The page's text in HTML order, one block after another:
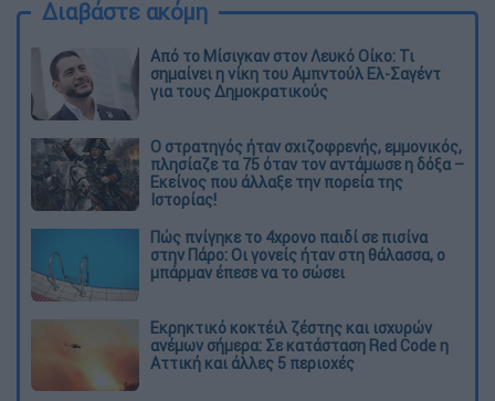
Διαβάστε ακόμη
Από το Μίσιγκαν στον Λευκό Οίκο: Τι
σημαίνει η νίκη του Αμπντούλ Ελ-Σαγέντ
για τους Δημοκρατικούς
O στρατηγός ήταν σχιζοφρενής, εμμονικός,
πλησίαζε τα 75 όταν τον αντάμωσε η δόξα –
Εκείνος που άλλαξε την πορεία της
Ιστορίας!
Πώς πνίγηκε το 4χρονο παιδί σε πισίνα
στην Πάρο: Οι γονείς ήταν στη θάλασσα, ο
μπάρμαν έπεσε να το σώσει
Εκρηκτικό κοκτέιλ ζέστης και ισχυρών
ανέμων σήμερα: Σε κατάσταση Red Code η
Αττική και άλλες 5 περιοχές